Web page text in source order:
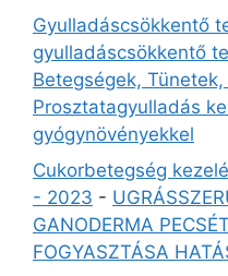
Gyulladáscsökkentő
gyulladáscsökkentő
Betegségek, Tünetek,
Prosztatagyulladás
gyógynövényekkel
Cukorbetegség
- 2023 -
GANODERMA
FOGYASZTÁSA